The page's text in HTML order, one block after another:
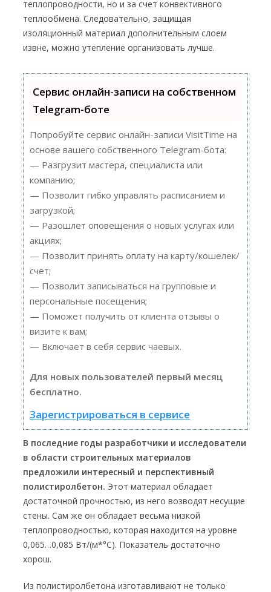
теплопроводности, но и за счет конвективного
теплообмена. Следовательно, защищая
изоляционный материал дополнительным слоем
извне, можно утепление организовать лучше.
Сервис онлайн-записи на собственном
Telegram-боте
Попробуйте сервис онлайн-записи VisitTime на
основе вашего собственного Telegram-бота:
— Разгрузит мастера, специалиста или
компанию;
— Позволит гибко управлять расписанием и
загрузкой;
— Разошлет оповещения о новых услугах или
акциях;
— Позволит принять оплату на карту/кошелек/
счет;
— Позволит записываться на групповые и
персональные посещения;
— Поможет получить от клиента отзывы о
визите к вам;
— Включает в себя сервис чаевых.
Для новых пользователей первый месяц
бесплатно.
Зарегистрироваться в сервисе
В последние годы разработчики и исследователи
в области строительных материалов
предложили интересный и перспективный
полистиролбетон. Этот материал обладает
достаточной прочностью, из него возводят несущие
стены. Сам же он обладает весьма низкой
теплопроводностью, которая находится на уровне
0,065…0,085 Вт/(м*°С). Показатель достаточно
хорош.
Из полистиролбетона изготавливают не только